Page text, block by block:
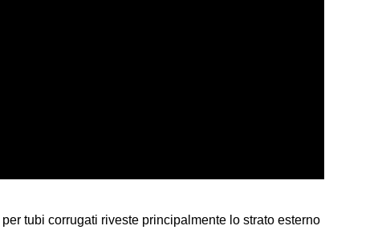
tubi corrugati riveste principalmente lo strato esterno